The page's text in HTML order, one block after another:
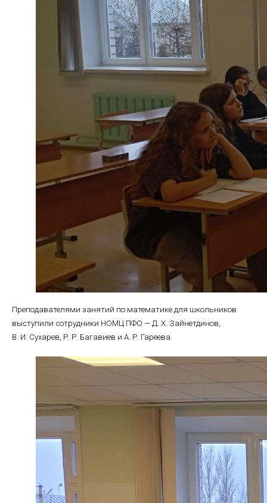
Преподавателями занятий по математике для школьников
выступили сотрудники НОМЦ ПФО — Д. Х. Зайнетдинов,
В. И. Сухарев, Р. Р. Багавиев и А. Р. Гареева.